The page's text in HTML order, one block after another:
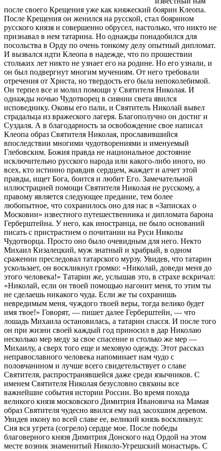
после своего Крещения уже как княжеский боярин Клеопа.
После Крещения он женился на русской, стал боярином
русского князя и совершенно обрусел, настолько, что никто не
признавал в нем татарина. Но однажды понадобился для
посольства в Орду по очень тонкому делу опытный дипломат.
И вызвался идти Клеопа в надежде, что по прошествии
стольких лет никто не узнает его на родине. Но его узнали, и
он был подвергнут многим мучениям. От него требовали
отречения от Христа, но твердость его была непоколебимой.
Он терпел все и молил помощи у Святителя Николая. И
однажды ночью Чудотворец в сиянии света явился
исповеднику. Оковы его пали, и Святитель Николай вывел
страдальца из вражеского лагеря. Благополучно он достиг и
Суздаля. А в благодарность за освобождение свое написал
Клеопа образ Святителя Николая, прославившийся
впоследствии многими чудотворениями и именуемый
Глебовским. Божия правда не национальное достояние
исключительно русского народа или какого-либо иного, но
всех, кто истинно правдив сердцем, жаждет и алчет этой
правды, ищет Бога, боится и любит Его. Замечательной
иллюстрацией помощи Святителя Николая не русскому, а
правому является следующее предание, тем более
любопытное, что сохранилось оно для нас в «Записках о
Московии» известного путешественника и дипломата барона
Герберштейна. У него, как иностранца, не было оснований
писать с пристрастием о почитании на Руси Николы
Чудотворца. Просто оно было очевидным для него. Некто
Михаил Кизалецкий, муж знатный и храбрый, в одном
сражении преследовал татарского мурзу. Увидев, что татарин
ускользает, он воскликнул громко: «Николай, доведи меня до
этого человека!» Татарин же, услышав это, в страхе вскричал:
«Николай, если он твоей помощью нагонит меня, то этим ты
не сделаешь никакого чуда. Если же ты сохранишь
невредимым меня, чуждого твоей веры, тогда велико будет
имя твое!» Говорят, — пишет далее Герберштейн, — что
лошадь Михаила остановилась, а татарин спасся. И после того
он при жизни своей каждый год приносил в дар Николаю
несколько мер меду за свое спасение и столько же мер —
Михаилу, а сверх того еще и меховую одежду. Этот рассказ
неправославного человека напоминает нам чудо с
половчанином и лучше всего свидетельствует о славе
Святителя, распространявшейся даже среди язычников. С
именем Святителя Николая безусловно связаны все
важнейшие события истории России. Во время похода
великого князя московского Димитрия Ивановича на Мамая
образ Святителя чудесно явился ему над засохшим деревом.
Увидев икону во всей славе ее, великий князь воскликнул:
Сия вся угрета (согрело) сердце мое. После победы
благоверного князя Димитрия Донского над Ордой на этом
месте возник знаменитый Николо-Угрешский монастырь. С